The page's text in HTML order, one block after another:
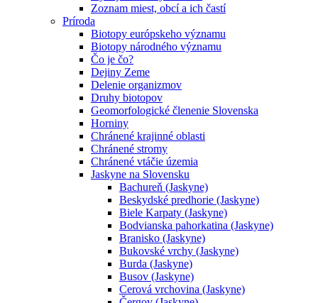
Zoznam miest, obcí a ich častí
Príroda
Biotopy európskeho významu
Biotopy národného významu
Čo je čo?
Dejiny Zeme
Delenie organizmov
Druhy biotopov
Geomorfologické členenie Slovenska
Horniny
Chránené krajinné oblasti
Chránené stromy
Chránené vtáčie územia
Jaskyne na Slovensku
Bachureň (Jaskyne)
Beskydské predhorie (Jaskyne)
Biele Karpaty (Jaskyne)
Bodvianska pahorkatina (Jaskyne)
Branisko (Jaskyne)
Bukovské vrchy (Jaskyne)
Burda (Jaskyne)
Busov (Jaskyne)
Cerová vrchovina (Jaskyne)